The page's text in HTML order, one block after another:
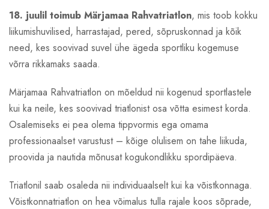
18. juulil toimub Märjamaa Rahvatriatlon, mis toob kokku
liikumishuvilised, harrastajad, pered, sõpruskonnad ja kõik
need, kes soovivad suvel ühe ägeda sportliku kogemuse
võrra rikkamaks saada.
Märjamaa Rahvatriatlon on mõeldud nii kogenud sportlastele
kui ka neile, kes soovivad triatlonist osa võtta esimest korda.
Osalemiseks ei pea olema tippvormis ega omama
professionaalset varustust – kõige olulisem on tahe liikuda,
proovida ja nautida mõnusat kogukondlikku spordipäeva.
Triatlonil saab osaleda nii individuaalselt kui ka võistkonnaga.
Võistkonnatriatlon on hea võimalus tulla rajale koos sõprade,